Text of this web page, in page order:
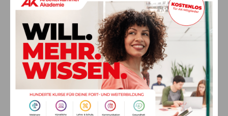
das Leben leisten
Andreas Laaber, Verhandler für die Gewerkschaft GPA
sagt: „Dieser Abschluss sichert den Beschäftigten die
Kaufkraft und ermöglicht, dass sich die Kollegen weiterhin ihr
Leben leisten können.“ Ins gleiche Horn stößtMichaela
Guglberger, Verhandlerin für die Gewerkschaft vida: „Im
karitativen Bereich arbeiten viele Teilzeitbeschäftigte, für die
die Teuerung besonders zuschlägt. Deshalb war es uns